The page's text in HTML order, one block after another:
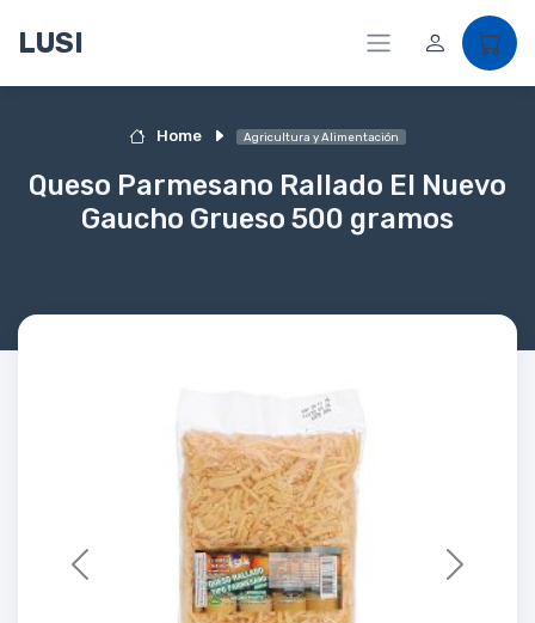
LUSI
Home Agricultura y Alimentación
Queso Parmesano Rallado El Nuevo
Gaucho Grueso 500 gramos
Previous Next